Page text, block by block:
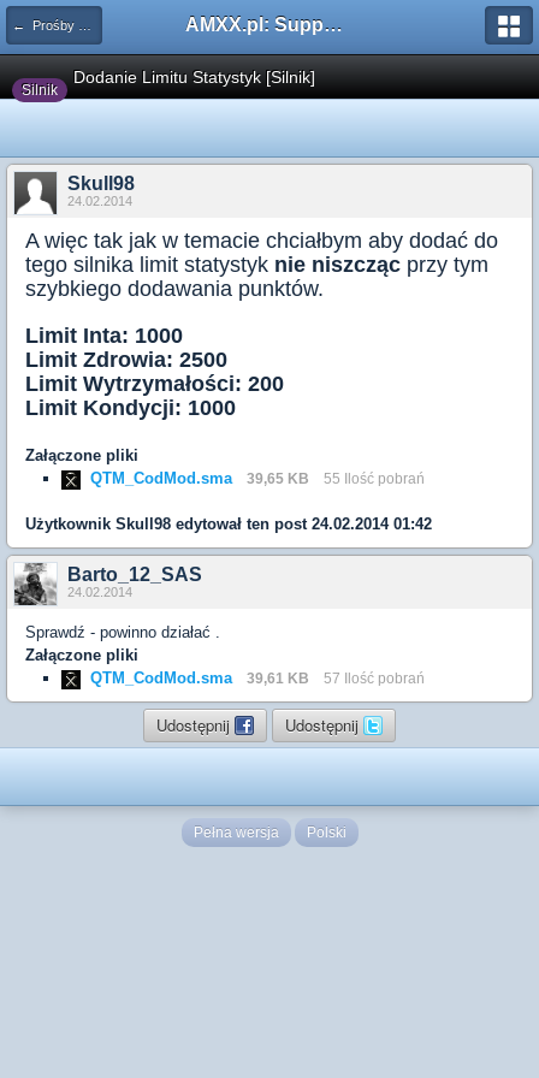
← Prośby o modyfikacje silników/klas/perków AMXX.pl: Support AMX Mod X i SourceMod
Silnik
Dodanie Limitu Statystyk [Silnik]
Skull98
24.02.2014
A więc tak jak w temacie chciałbym aby dodać do
tego silnika limit statystyk nie niszcząc przy tym
szybkiego dodawania punktów.
Limit Inta: 1000
Limit Zdrowia: 2500
Limit Wytrzymałości: 200
Limit Kondycji: 1000
Załączone pliki
QTM_CodMod.sma
39,65 KB 55 Ilość pobrań
Użytkownik Skull98 edytował ten post 24.02.2014 01:42
Barto_12_SAS
24.02.2014
Sprawdź - powinno działać .
Załączone pliki
QTM_CodMod.sma
39,61 KB 57 Ilość pobrań
Udostępnij Udostępnij
Pełna wersja Polski